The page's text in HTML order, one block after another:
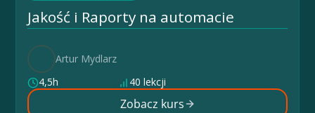
Jakość i Raporty na automacie
Artur Mydlarz
4,5h
40 lekcji
Zobacz kurs